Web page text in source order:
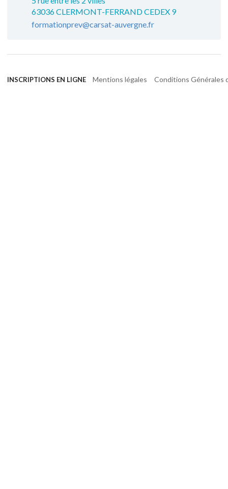
63036 CLERMONT-FERRAND CEDEX 9
formationprev@carsat-auvergne.fr
INSCRIPTIONS EN LIGNE Mentions légales Conditions Générales